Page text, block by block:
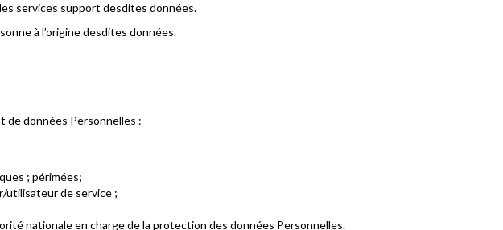
services support desdites données.
à l’origine desdites données.
de données Personnelles :
; périmées;
utilisateur de service ;
nationale en charge de la protection des données Personnelles.